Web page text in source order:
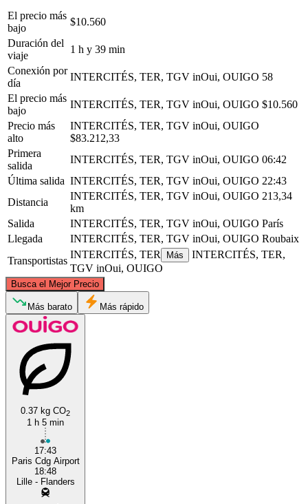
El precio más
bajo
$10.560
Duración del
viaje
1 h y 39 min
Conexión por
día
INTERCITÉS, TER, TGV inOui, OUIGO 58
El precio más
bajo
INTERCITÉS, TER, TGV inOui, OUIGO $10.560
Precio más
alto
INTERCITÉS, TER, TGV inOui, OUIGO
$83.212,33
Primera
salida
INTERCITÉS, TER, TGV inOui, OUIGO 06:42
Última salida INTERCITÉS, TER, TGV inOui, OUIGO 22:43
Distancia
INTERCITÉS, TER, TGV inOui, OUIGO 213,34
km
Salida
INTERCITÉS, TER, TGV inOui, OUIGO París
Llegada
INTERCITÉS, TER, TGV inOui, OUIGO Roubaix
Transportistas
INTERCITÉS, TER Más
INTERCITÉS, TER,
TGV inOui, OUIGO
Busca el Mejor Precio
©
Más barato Más rápido
0.37 kg CO2
1 h 5 min
17:43
Paris Cdg Airport
18:48
Lille - Flanders